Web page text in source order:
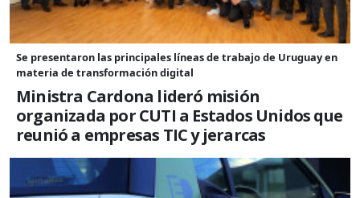
Se presentaron las principales líneas de trabajo de Uruguay en
materia de transformación digital
Ministra Cardona lideró misión
organizada por CUTI a Estados Unidos que
reunió a empresas TIC y jerarcas